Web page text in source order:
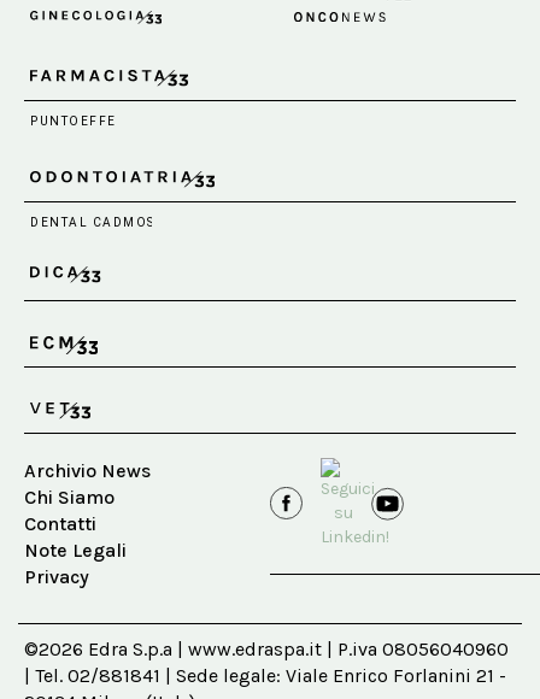
Archivio News
Chi Siamo
Contatti
Note Legali
Privacy
©2026 Edra S.p.a | www.edraspa.it | P.iva 08056040960
| Tel. 02/881841 | Sede legale: Viale Enrico Forlanini 21 -